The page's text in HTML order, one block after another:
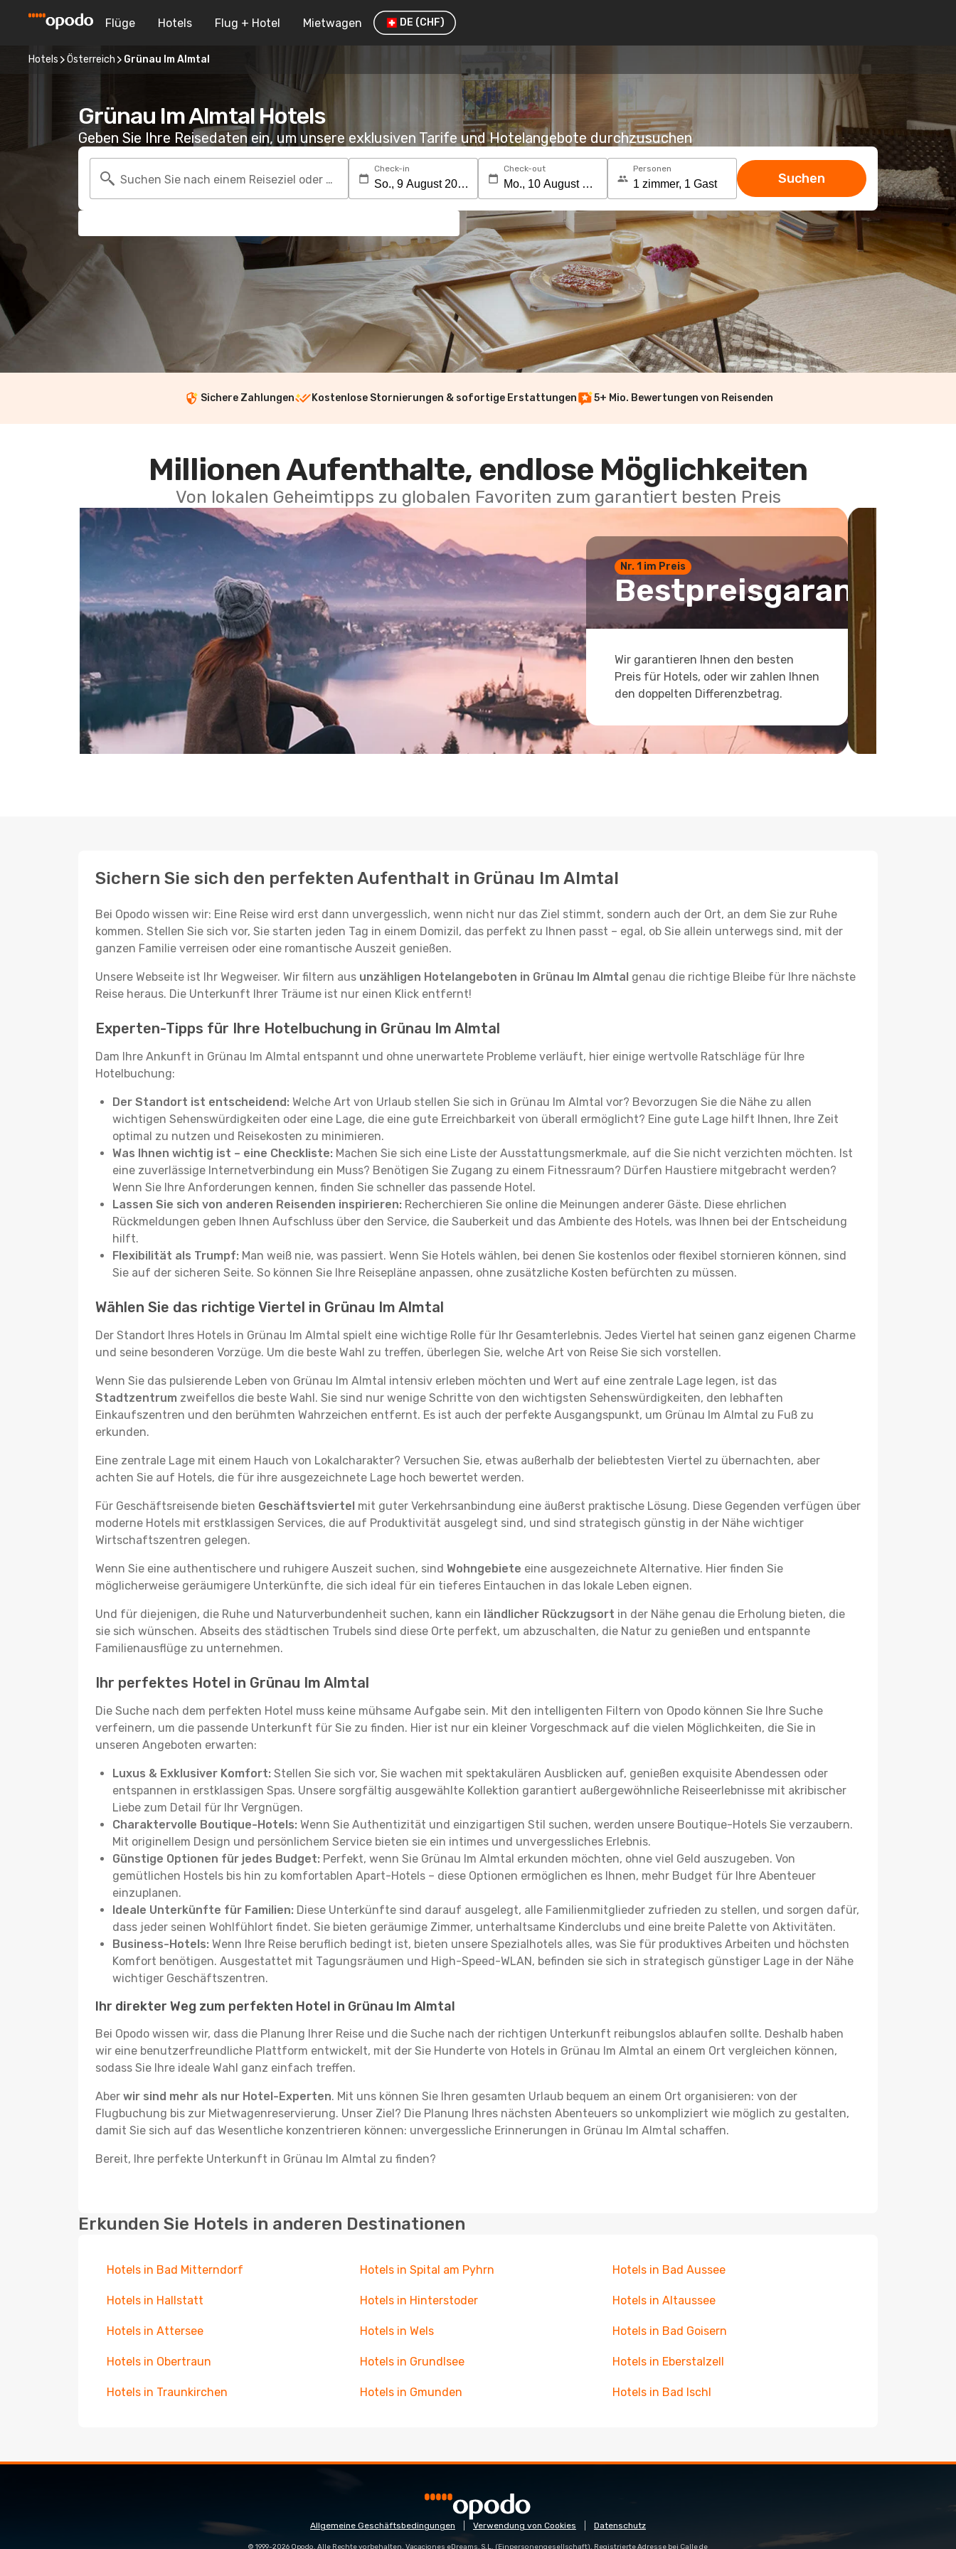
Flüge Hotels Flug + Hotel Mietwagen DE (CHF)
Hotels Österreich Grünau Im Almtal
Grünau Im Almtal Hotels
Geben Sie Ihre Reisedaten ein, um unsere exklusiven Tarife und Hotelangebote durchzusuchen
Suchen Sie nach einem Reiseziel oder Hotel
Check-in Check-out Personen
Suchen
Sichere Zahlungen Kostenlose Stornierungen & sofortige Erstattungen 5+ Mio. Bewertungen von Reisenden
Millionen Aufenthalte, endlose Möglichkeiten
Von lokalen Geheimtipps zu globalen Favoriten zum garantiert besten Preis
Nr. 1 im Preis
Bestpreisgarantie
Wir garantieren Ihnen den besten
Preis für Hotels, oder wir zahlen Ihnen
den doppelten Differenzbetrag.
Sichern Sie sich den perfekten Aufenthalt in Grünau Im Almtal
Bei Opodo wissen wir: Eine Reise wird erst dann unvergesslich, wenn nicht nur das Ziel stimmt, sondern auch der Ort, an dem Sie zur Ruhe
kommen. Stellen Sie sich vor, Sie starten jeden Tag in einem Domizil, das perfekt zu Ihnen passt – egal, ob Sie allein unterwegs sind, mit der
ganzen Familie verreisen oder eine romantische Auszeit genießen.
Unsere Webseite ist Ihr Wegweiser. Wir filtern aus unzähligen Hotelangeboten in Grünau Im Almtal genau die richtige Bleibe für Ihre nächste
Reise heraus. Die Unterkunft Ihrer Träume ist nur einen Klick entfernt!
Experten-Tipps für Ihre Hotelbuchung in Grünau Im Almtal
Dam Ihre Ankunft in Grünau Im Almtal entspannt und ohne unerwartete Probleme verläuft, hier einige wertvolle Ratschläge für Ihre
Hotelbuchung:
Der Standort ist entscheidend: Welche Art von Urlaub stellen Sie sich in Grünau Im Almtal vor? Bevorzugen Sie die Nähe zu allen
wichtigen Sehenswürdigkeiten oder eine Lage, die eine gute Erreichbarkeit von überall ermöglicht? Eine gute Lage hilft Ihnen, Ihre Zeit
optimal zu nutzen und Reisekosten zu minimieren.
Was Ihnen wichtig ist – eine Checkliste: Machen Sie sich eine Liste der Ausstattungsmerkmale, auf die Sie nicht verzichten möchten. Ist
eine zuverlässige Internetverbindung ein Muss? Benötigen Sie Zugang zu einem Fitnessraum? Dürfen Haustiere mitgebracht werden?
Wenn Sie Ihre Anforderungen kennen, finden Sie schneller das passende Hotel.
Lassen Sie sich von anderen Reisenden inspirieren: Recherchieren Sie online die Meinungen anderer Gäste. Diese ehrlichen
Rückmeldungen geben Ihnen Aufschluss über den Service, die Sauberkeit und das Ambiente des Hotels, was Ihnen bei der Entscheidung
hilft.
Flexibilität als Trumpf: Man weiß nie, was passiert. Wenn Sie Hotels wählen, bei denen Sie kostenlos oder flexibel stornieren können, sind
Sie auf der sicheren Seite. So können Sie Ihre Reisepläne anpassen, ohne zusätzliche Kosten befürchten zu müssen.
Wählen Sie das richtige Viertel in Grünau Im Almtal
Der Standort Ihres Hotels in Grünau Im Almtal spielt eine wichtige Rolle für Ihr Gesamterlebnis. Jedes Viertel hat seinen ganz eigenen Charme
und seine besonderen Vorzüge. Um die beste Wahl zu treffen, überlegen Sie, welche Art von Reise Sie sich vorstellen.
Wenn Sie das pulsierende Leben von Grünau Im Almtal intensiv erleben möchten und Wert auf eine zentrale Lage legen, ist das
Stadtzentrum zweifellos die beste Wahl. Sie sind nur wenige Schritte von den wichtigsten Sehenswürdigkeiten, den lebhaften
Einkaufszentren und den berühmten Wahrzeichen entfernt. Es ist auch der perfekte Ausgangspunkt, um Grünau Im Almtal zu Fuß zu
erkunden.
Eine zentrale Lage mit einem Hauch von Lokalcharakter? Versuchen Sie, etwas außerhalb der beliebtesten Viertel zu übernachten, aber
achten Sie auf Hotels, die für ihre ausgezeichnete Lage hoch bewertet werden.
Für Geschäftsreisende bieten Geschäftsviertel mit guter Verkehrsanbindung eine äußerst praktische Lösung. Diese Gegenden verfügen über
moderne Hotels mit erstklassigen Services, die auf Produktivität ausgelegt sind, und sind strategisch günstig in der Nähe wichtiger
Wirtschaftszentren gelegen.
Wenn Sie eine authentischere und ruhigere Auszeit suchen, sind Wohngebiete eine ausgezeichnete Alternative. Hier finden Sie
möglicherweise geräumigere Unterkünfte, die sich ideal für ein tieferes Eintauchen in das lokale Leben eignen.
Und für diejenigen, die Ruhe und Naturverbundenheit suchen, kann ein ländlicher Rückzugsort in der Nähe genau die Erholung bieten, die
sie sich wünschen. Abseits des städtischen Trubels sind diese Orte perfekt, um abzuschalten, die Natur zu genießen und entspannte
Familienausflüge zu unternehmen.
Ihr perfektes Hotel in Grünau Im Almtal
Die Suche nach dem perfekten Hotel muss keine mühsame Aufgabe sein. Mit den intelligenten Filtern von Opodo können Sie Ihre Suche
verfeinern, um die passende Unterkunft für Sie zu finden. Hier ist nur ein kleiner Vorgeschmack auf die vielen Möglichkeiten, die Sie in
unseren Angeboten erwarten:
Luxus & Exklusiver Komfort: Stellen Sie sich vor, Sie wachen mit spektakulären Ausblicken auf, genießen exquisite Abendessen oder
entspannen in erstklassigen Spas. Unsere sorgfältig ausgewählte Kollektion garantiert außergewöhnliche Reiseerlebnisse mit akribischer
Liebe zum Detail für Ihr Vergnügen.
Charaktervolle Boutique-Hotels: Wenn Sie Authentizität und einzigartigen Stil suchen, werden unsere Boutique-Hotels Sie verzaubern.
Mit originellem Design und persönlichem Service bieten sie ein intimes und unvergessliches Erlebnis.
Günstige Optionen für jedes Budget: Perfekt, wenn Sie Grünau Im Almtal erkunden möchten, ohne viel Geld auszugeben. Von
gemütlichen Hostels bis hin zu komfortablen Apart-Hotels – diese Optionen ermöglichen es Ihnen, mehr Budget für Ihre Abenteuer
einzuplanen.
Ideale Unterkünfte für Familien: Diese Unterkünfte sind darauf ausgelegt, alle Familienmitglieder zufrieden zu stellen, und sorgen dafür,
dass jeder seinen Wohlfühlort findet. Sie bieten geräumige Zimmer, unterhaltsame Kinderclubs und eine breite Palette von Aktivitäten.
Business-Hotels: Wenn Ihre Reise beruflich bedingt ist, bieten unsere Spezialhotels alles, was Sie für produktives Arbeiten und höchsten
Komfort benötigen. Ausgestattet mit Tagungsräumen und High-Speed-WLAN, befinden sie sich in strategisch günstiger Lage in der Nähe
wichtiger Geschäftszentren.
Ihr direkter Weg zum perfekten Hotel in Grünau Im Almtal
Bei Opodo wissen wir, dass die Planung Ihrer Reise und die Suche nach der richtigen Unterkunft reibungslos ablaufen sollte. Deshalb haben
wir eine benutzerfreundliche Plattform entwickelt, mit der Sie Hunderte von Hotels in Grünau Im Almtal an einem Ort vergleichen können,
sodass Sie Ihre ideale Wahl ganz einfach treffen.
Aber wir sind mehr als nur Hotel-Experten. Mit uns können Sie Ihren gesamten Urlaub bequem an einem Ort organisieren: von der
Flugbuchung bis zur Mietwagenreservierung. Unser Ziel? Die Planung Ihres nächsten Abenteuers so unkompliziert wie möglich zu gestalten,
damit Sie sich auf das Wesentliche konzentrieren können: unvergessliche Erinnerungen in Grünau Im Almtal schaffen.
Bereit, Ihre perfekte Unterkunft in Grünau Im Almtal zu finden?
Erkunden Sie Hotels in anderen Destinationen
Hotels in Bad Mitterndorf Hotels in Spital am Pyhrn Hotels in Bad Aussee
Hotels in Hallstatt Hotels in Hinterstoder Hotels in Altaussee
Hotels in Attersee Hotels in Wels Hotels in Bad Goisern
Hotels in Obertraun Hotels in Grundlsee Hotels in Eberstalzell
Hotels in Traunkirchen Hotels in Gmunden Hotels in Bad Ischl
Allgemeine Geschäftsbedingungen Verwendung von Cookies Datenschutz
© 1999-2026 Opodo. Alle Rechte vorbehalten. Vacaciones eDreams, S.L. (Einpersonengesellschaft). Registrierte Adresse bei Calle de